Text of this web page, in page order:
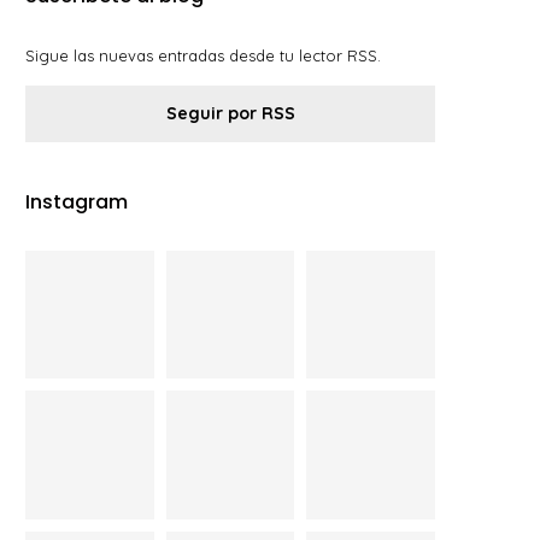
Sigue las nuevas entradas desde tu lector RSS.
Seguir por RSS
Instagram